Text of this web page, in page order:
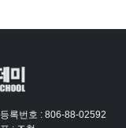
록번호 : 806-88-02592